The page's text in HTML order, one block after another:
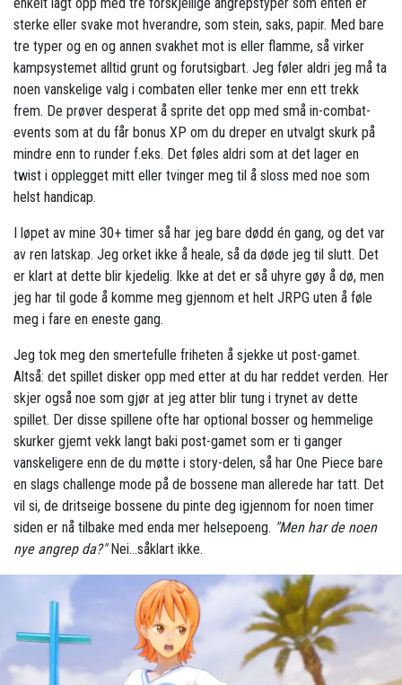
enkelt lagt opp med tre forskjellige angrepstyper som enten er
sterke eller svake mot hverandre, som stein, saks, papir. Med bare
tre typer og en og annen svakhet mot is eller flamme, så virker
kampsystemet alltid grunt og forutsigbart. Jeg føler aldri jeg må ta
noen vanskelige valg i combaten eller tenke mer enn ett trekk
frem. De prøver desperat å sprite det opp med små in-combat-
events som at du får bonus XP om du dreper en utvalgt skurk på
mindre enn to runder f.eks. Det føles aldri som at det lager en
twist i opplegget mitt eller tvinger meg til å sloss med noe som
helst handicap.
I løpet av mine 30+ timer så har jeg bare dødd én gang, og det var
av ren latskap. Jeg orket ikke å heale, så da døde jeg til slutt. Det
er klart at dette blir kjedelig. Ikke at det er så uhyre gøy å dø, men
jeg har til gode å komme meg gjennom et helt JRPG uten å føle
meg i fare en eneste gang.
Jeg tok meg den smertefulle friheten å sjekke ut post-gamet.
Altså: det spillet disker opp med etter at du har reddet verden. Her
skjer også noe som gjør at jeg atter blir tung i trynet av dette
spillet. Der disse spillene ofte har optional bosser og hemmelige
skurker gjemt vekk langt baki post-gamet som er ti ganger
vanskeligere enn de du møtte i story-delen, så har One Piece bare
en slags challenge mode på de bossene man allerede har tatt. Det
vil si, de dritseige bossene du pinte deg igjennom for noen timer
siden er nå tilbake med enda mer helsepoeng. "Men har de noen
nye angrep da?"Nei...såklart ikke.